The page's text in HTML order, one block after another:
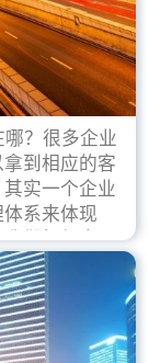
哪？很多企业
到相应的客
实一个企业
系来体现
们如何去证
是ISO9001
细说下企业